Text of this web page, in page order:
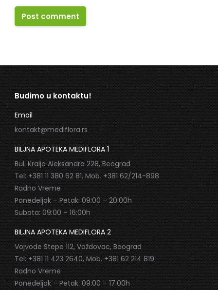
Post comment
Budimo u kontaktu!
Email
kontakt@mediflora.rs
BILJNA APOTEKA MEDIFLORA 1
Bul. Kralja Aleksandra 228, Beograd
Tel: +381 11 380 62 81, Mob. +381 62/214-898
Radno Vreme
Ponedeljak – Petak: 09:00 – 20:00h
Subota: 09:00 – 16:00h
BILJNA APOTEKA MEDIFLORA 2
Vojvode Stepe 112, Voždovac, Beograd
Tel: +381 11 423 2640, Mob. +381 62 214 819
Radno Vreme
Ponedeljak – Petak: 09:00 – 17:00h